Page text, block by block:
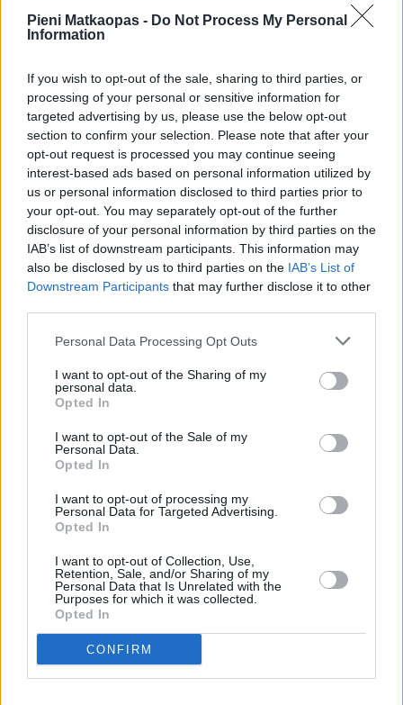
Pieni Matkaopas - Do Not Process My Personal
Information
If you wish to opt-out of the sale, sharing to third parties, or
processing of your personal or sensitive information for
targeted advertising by us, please use the below opt-out
section to confirm your selection. Please note that after your
opt-out request is processed you may continue seeing
interest-based ads based on personal information utilized by
us or personal information disclosed to third parties prior to
your opt-out. You may separately opt-out of the further
disclosure of your personal information by third parties on the
IAB’s list of downstream participants. This information may
also be disclosed by us to third parties on the IAB’s List of
Downstream Participants that may further disclose it to other
Personal Data Processing Opt Outs
I want to opt-out of the Sharing of my
personal data.
Opted In
I want to opt-out of the Sale of my
Personal Data.
Opted In
I want to opt-out of processing my
Personal Data for Targeted Advertising.
Opted In
I want to opt-out of Collection, Use,
Retention, Sale, and/or Sharing of my
Personal Data that Is Unrelated with the
Purposes for which it was collected.
Opted In
CONFIRM
lämmin sää Calgaryssa on keskimäärin ollut helmikuussa
viime vuosina ja vaihteluväli, jolla lämpötila tavallisina
Hetkellisesti Calgaryssa on silti koettu tätäkin kylmempiä ja
lämpimämpiä helmikuisia päiviä. Esimerkiksi vuoden 2017
helmikuussa lämpötila käväisi alimmillaan -30 asteessa ja
toisaalta samassa helmikuussa hätyyteltiin eräänä
poikkeuksellisen lämpimänä päivänä 16 asteen lukemia.
Entä muut kuukaudet? Miten lämmintä
Calgaryssa on ollut...
Tammikuussa Helmikuussa Maaliskuussa
Heinäkuussa Elokuussa Syyskuussa
Lokakuussa Marraskuussa Joulukuussa
Katso miten paljonCalgaryssa on satanut helmikuussa
Helmikuun keskilämpötila Calgaryssa
10 vuoden tarkastelujaksolla
Mikä on Calgaryn tavanomainen lämpötila helmikuussa.
Vuosi
Vuorokauden
keskilämpötila
lämpötila
lämpötila